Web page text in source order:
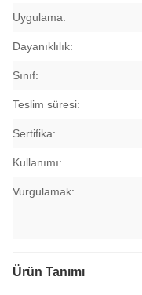
Uygulama:
Dayanıklılık:
Sınıf:
Teslim süresi:
Sertifika:
Kullanımı:
Vurgulamak:
Ürün Tanımı